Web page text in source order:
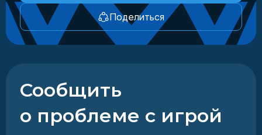
Поделиться
Сообщить
о проблеме с игрой